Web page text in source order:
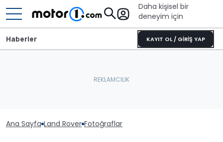
Daha kişisel bir
deneyim için
KAYIT OL / GİRİŞ YAP
Haberler
Ana Sayfa Land Rover Fotoğraflar